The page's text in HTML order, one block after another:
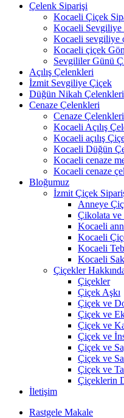
Çelenk Siparişi
Kocaeli Çiçek
Kocaeli Sevgiliye
Kocaeli sevgiliye
Kocaeli çiçek
Sevgililer Günü
Açılış Çelenkleri
İzmit Sevgiliye Çiçek
Düğün Nikah Çelenkleri
Cenaze Çelenkleri
Cenaze Çelenkleri
Kocaeli Açılış
Kocaeli açılış
Kocaeli Düğün
Kocaeli cenaze
Kocaeli cenaze
Bloğumuz
İzmit Çiçek
Anneye
Çikolata ve
Kocaeli
Kocaeli
Kocaeli
Kocaeli
Çiçekler
Çiçekler
Çiçek Aşkı
Çiçek ve
Çiçek ve
Çiçek ve
Çiçek ve
Çiçek ve
Çiçek ve
Çiçek ve
Çiçeklerin
İletişim
Rastgele Makale